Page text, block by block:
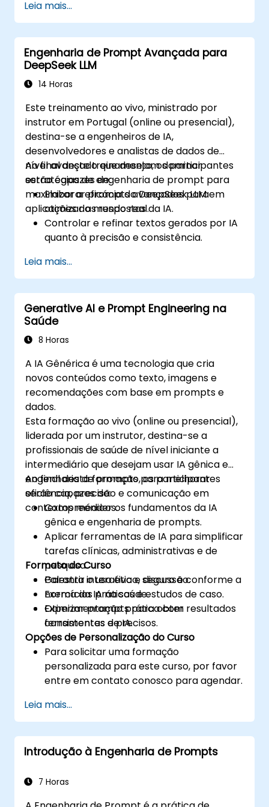
Leia mais...
Engenharia de Prompt Avançada para
DeepSeek LLM
14 Horas
Este treinamento ao vivo, ministrado por
instrutor em Portugal (online ou presencial),
destina-se a engenheiros de IA,
desenvolvedores e analistas de dados de
nível avançado que desejam dominar
estratégias de engenharia de prompt para
maximizar a eficácia do DeepSeek LLM em
aplicações do mundo real.
Ao final deste treinamento, os participantes
serão capazes de:
Elaborar prompts avançados para
otimizar as respostas da IA.
Controlar e refinar textos gerados por IA
quanto à precisão e consistência.
de prompts e gerenciamento de
contexto.
Reduzir vieses e aprimorar o uso ético da
IA na engenharia de prompts.
Leia mais...
Generative AI e Prompt Engineering na
Saúde
8 Horas
A IA Gênérica é uma tecnologia que cria
novos conteúdos como texto, imagens e
recomendações com base em prompts e
dados.
Esta formação ao vivo (online ou presencial),
liderada por um instrutor, destina-se a
profissionais de saúde de nível iniciante a
intermediário que desejam usar IA gênica e
engenharia de prompts para melhorar
eficiência, precisão e comunicação em
contextos médicos.
Ao final desta formação, os participantes
serão capazes de:
Compreender os fundamentos da IA
gênica e engenharia de prompts.
Aplicar ferramentas de IA para simplificar
tarefas clínicas, administrativas e de
pesquisa.
Garantir o uso ético, seguro e conforme a
norma da IA na saúde.
Otimizar prompts para obter resultados
consistentes e precisos.
Formato do Curso
Palestra interativa e discussão.
Exercícios práticos e estudos de caso.
Experimentação prática com
ferramentas de IA.
Opções de Personalização do Curso
Para solicitar uma formação
personalizada para este curso, por favor
entre em contato conosco para agendar.
Leia mais...
Introdução à Engenharia de Prompts
7 Horas